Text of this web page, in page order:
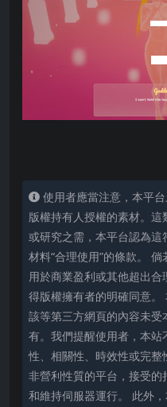
使用者應當注意，本平
版權持有人授權的素材。
或研究之需，本平台認為
材料“合理使用”的條款。
用於商業盈利或其他超出
得版權擁有者的明確同意。
該等第三方網頁的內容未
有。我們提醒使用者，本
性、相關性、時效性或完
非營利性質的平台，接受
和維持伺服器運行。 此外